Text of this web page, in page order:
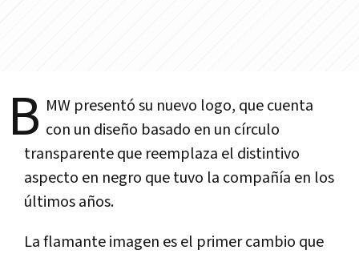
B MW presentó su nuevo logo, que cuenta
con un diseño basado en un círculo
transparente que reemplaza el distintivo
aspecto en negro que tuvo la compañía en los
últimos años.
La flamante imagen es el primer cambio que